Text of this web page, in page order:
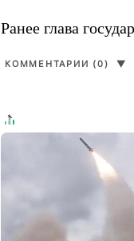
Ранее глава
КОММЕНТАРИИ (0) ▼